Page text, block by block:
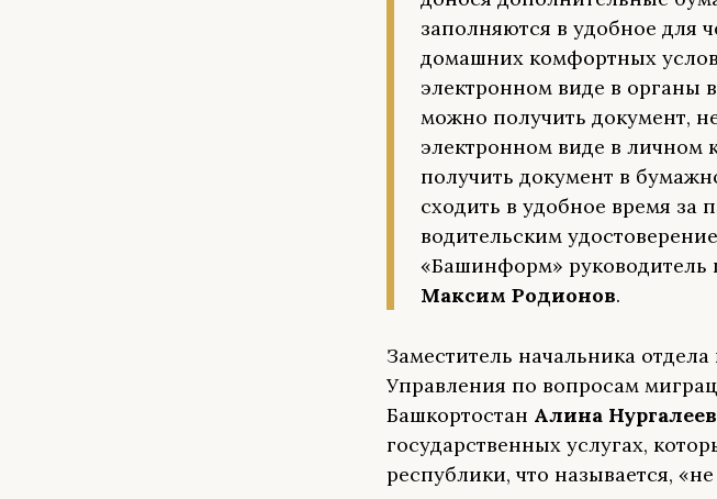
заполняются в удобное для
домашних комфортных
электронном виде в органы
можно получить документ,
электронном виде в личном
получить документ в
сходить в удобное время за
водительским
«Башинформ»
Максим Родионов.
Заместитель начальника
Управления по вопросам
Башкортостан Алина
государственных услугах,
республики, что называется,